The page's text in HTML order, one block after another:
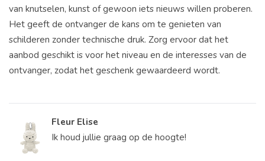
van knutselen, kunst of gewoon iets nieuws willen proberen.
Het geeft de ontvanger de kans om te genieten van
schilderen zonder technische druk. Zorg ervoor dat het
aanbod geschikt is voor het niveau en de interesses van de
ontvanger, zodat het geschenk gewaardeerd wordt.
Fleur Elise
Ik houd jullie graag op de hoogte!